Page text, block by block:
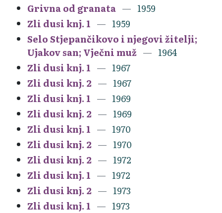
Grivna od granata
1959
Zli dusi knj. 1
1959
Selo Stjepančikovo i njegovi žitelji;
Ujakov san; Vječni muž
1964
Zli dusi knj. 1
1967
Zli dusi knj. 2
1967
Zli dusi knj. 1
1969
Zli dusi knj. 2
1969
Zli dusi knj. 1
1970
Zli dusi knj. 2
1970
Zli dusi knj. 2
1972
Zli dusi knj. 1
1972
Zli dusi knj. 2
1973
Zli dusi knj. 1
1973